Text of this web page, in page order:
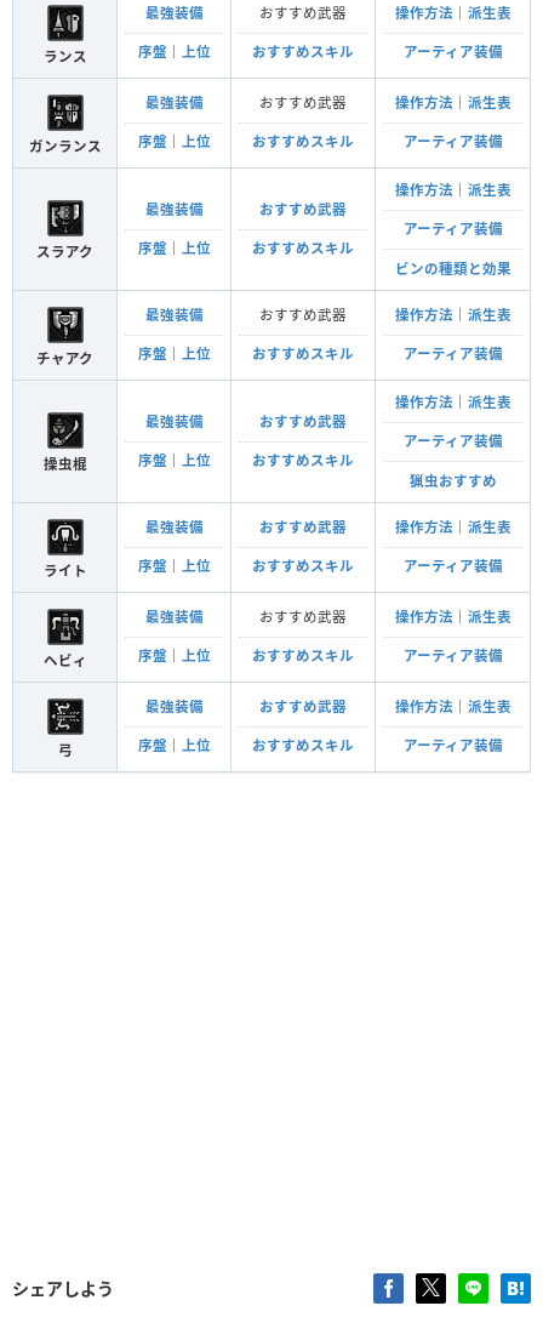
ランス
最強装備
序盤 上位
おすすめ武器
おすすめスキル
操作方法 派生表
アーティア装備
ガンランス
最強装備
序盤 上位
おすすめ武器
おすすめスキル
操作方法 派生表
アーティア装備
スラアク
最強装備
序盤 上位
おすすめ武器
おすすめスキル
操作方法 派生表
アーティア装備
ビンの種類と効果
チャアク
最強装備
序盤 上位
おすすめ武器
おすすめスキル
操作方法 派生表
アーティア装備
操虫棍
最強装備
序盤 上位
おすすめ武器
おすすめスキル
操作方法 派生表
アーティア装備
猟虫おすすめ
ライト
最強装備
序盤 上位
おすすめ武器
おすすめスキル
操作方法 派生表
アーティア装備
ヘビィ
最強装備
序盤 上位
おすすめ武器
おすすめスキル
操作方法 派生表
アーティア装備
弓
最強装備
序盤 上位
おすすめ武器
おすすめスキル
操作方法 派生表
アーティア装備
シェアしよう